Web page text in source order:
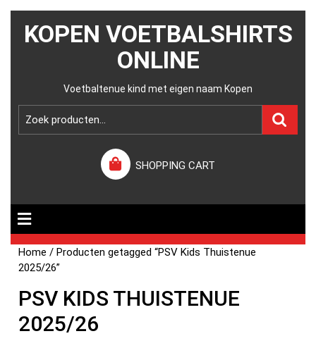
KOPEN VOETBALSHIRTS
ONLINE
Voetbaltenue kind met eigen naam Kopen
SHOPPING CART
Home / Producten getagged “PSV Kids Thuistenue
2025/26”
PSV KIDS THUISTENUE
2025/26